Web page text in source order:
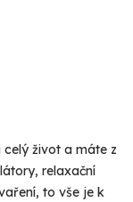
život a máte z
relaxační
to vše je k